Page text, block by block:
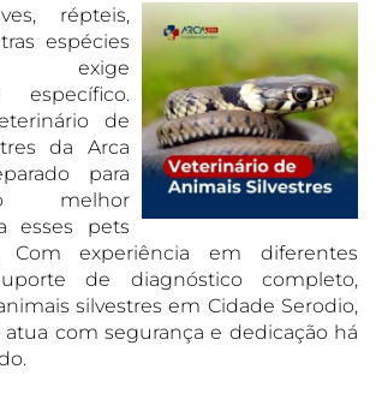
répteis,
espécies
exige
específico.
de
da Arca
para
melhor
esses pets
Com experiência em diferentes
de diagnóstico completo,
silvestres em Cidade Serodio,
atua com segurança e dedicação há